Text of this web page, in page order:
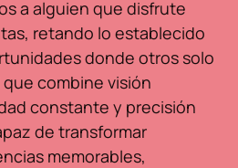
a alguien que disfrute
retando lo establecido
donde otros solo
combine visión
constante y precisión
de transformar
memorables,